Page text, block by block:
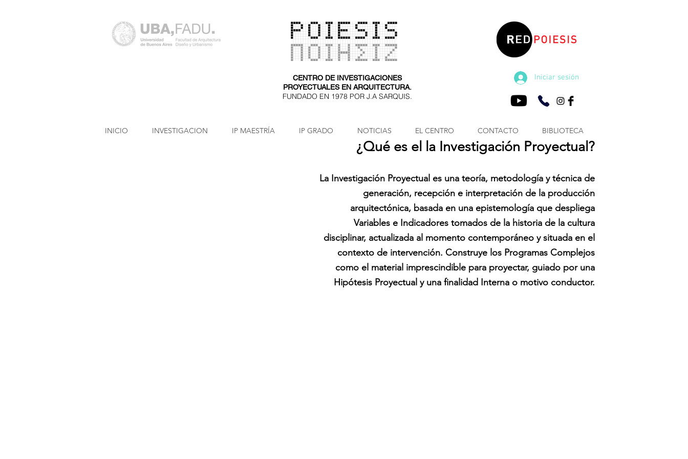
CENTRO DE INVESTIGACIONES
PROYECTUALES EN ARQUITECTURA.
FUNDADO EN 1978 POR J.A SARQUIS.
Iniciar sesión
¿Qué es el la Investigación Proyectual?
La Investigación Proyectual es una teoría, metodología y técnica de
generación, recepción e interpretación de la producción
arquitectónica, basada en una epistemología que despliega
Variables e Indicadores tomados de la historia de la cultura
disciplinar, actualizada al momento contemporáneo y situada en el
contexto de intervención. Construye los Programas Complejos
como el material imprescindible para proyectar, guiado por una
Hipótesis Proyectual y una finalidad Interna o motivo conductor.
INICIO INVESTIGACION IP MAESTRÍA IP GRADO NOTICIAS EL CENTRO CONTACTO BIBLIOTECA